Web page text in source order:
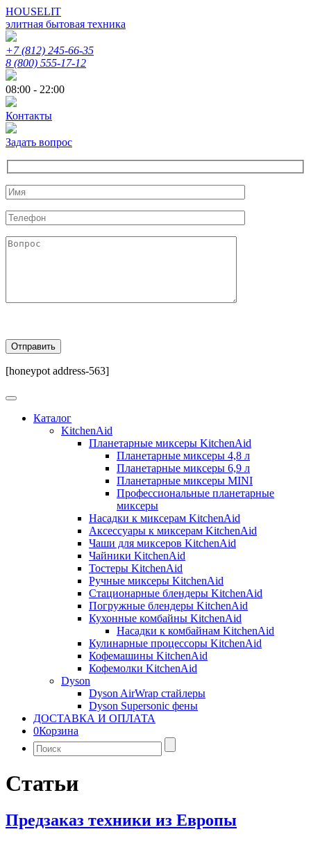
HOUSELIT
элитная бытовая техника
+7 (812) 245-66-35
8 (800) 555-17-12
08:00 - 22:00
Контакты
Задать вопрос
[honeypot address-563]
Каталог
KitchenAid
Планетарные миксеры KitchenAid
Планетарные миксеры 4,8 л
Планетарные миксеры 6,9 л
Планетарные миксеры MINI
Профессиональные планетарные
миксеры
Насадки к миксерам KitchenAid
Аксессуары к миксерам KitchenAid
Чаши для миксеров KitchenAid
Чайники KitchenAid
Тостеры KitchenAid
Ручные миксеры KitchenAid
Стационарные блендеры KitchenAid
Погружные блендеры KitchenAid
Кухонные комбайны KitchenAid
Насадки к комбайнам KitchenAid
Кулинарные процессоры KitchenAid
Кофемашины KitchenAid
Кофемолки KitchenAid
Dyson
Dyson AirWrap стайлеры
Dyson Supersonic фены
ДОСТАВКА И ОПЛАТА
0Корзина
Найти:
Статьи
Предзаказ техники из Европы